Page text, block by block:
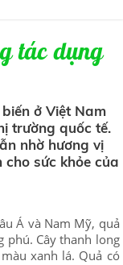
tác dụng
ở Việt Nam
trường quốc tế.
nhờ hương vị
sức khỏe của
Á và Nam Mỹ, quả
phú. Cây thanh long
xanh lá. Quả có